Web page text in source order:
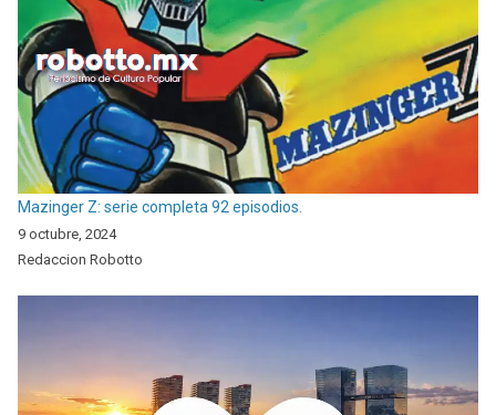
Mazinger Z: serie completa 92 episodios.
9 octubre, 2024
Redaccion Robotto